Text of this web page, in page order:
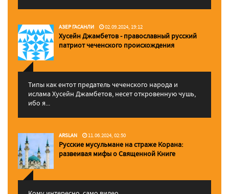
АЗЕР ГАСАНЛИ 02.09.2024, 19:12
Хусейн Джамбетов - православный русский
патриот чеченского происхождения
Типы как ентот предатель чеченского народа и
ислама Хусейн Джамбетов, несет откровенную чушь,
ибо я...
ARSLAN 11.06.2024, 02:50
Русские мусульмане на страже Корана:
pазвеивая мифы о Священной Книге